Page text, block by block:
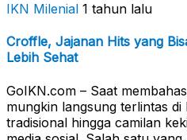
IKN Milenial 1 tahun lalu
Croffle, Jajanan Hits yang
Lebih Sehat
GoIKN.com – Saat
mungkin langsung terlintas
tradisional hingga camilan